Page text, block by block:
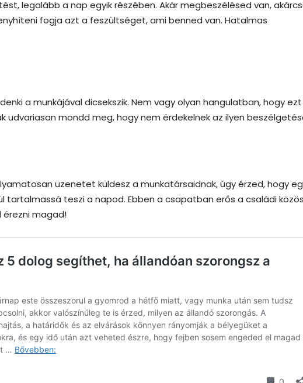
legalább a nap egyik részében. Akár megbeszélésed van,
fogja azt a feszültséget, ami benned van. Hatalmas
a munkájával dicsekszik. Nem vagy olyan hangulatban, hogy ezt
udvariasan mondd meg, hogy nem érdekelnek az ilyen
üzenetet küldesz a munkatársaidnak, úgy érzed, hogy
tartalmassá teszi a napod. Ebben a csapatban erős a családi
magad!